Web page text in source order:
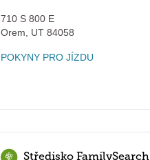
710 S 800 E
Orem
UT84058
POKYNY PRO JÍZDU
Středisko FamilySearch